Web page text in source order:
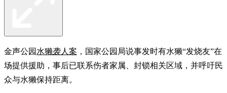
金声公园 水獭袭人案 ，国家公园局说事发时有水獭“发烧友”在
场提供援助，事后已联系伤者家属、封锁相关区域，并呼吁民
众与水獭保持距离。